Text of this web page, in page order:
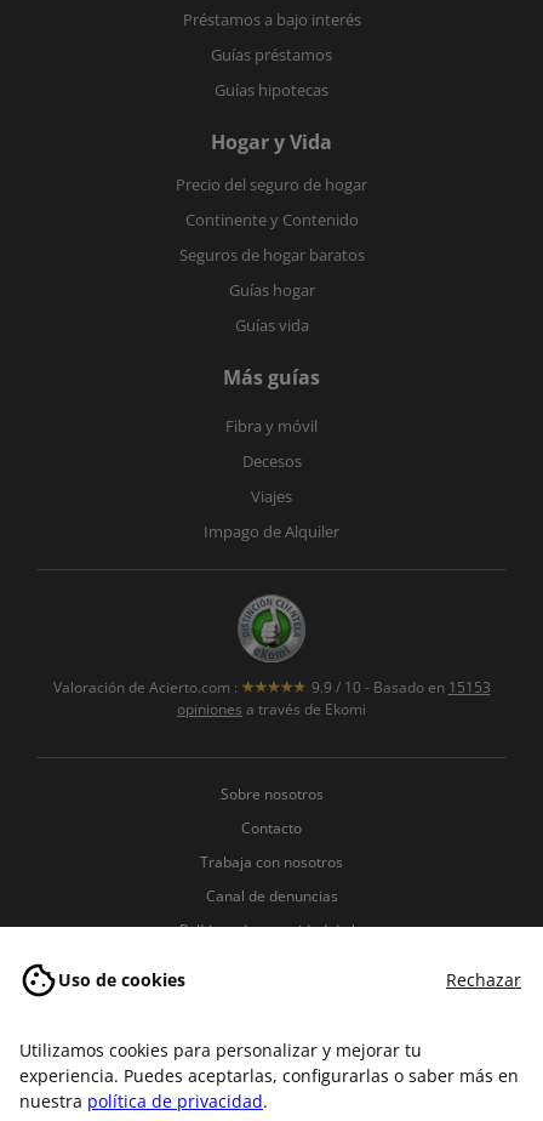
Uso de cookies Rechazar
Utilizamos cookies para personalizar y mejorar tu
experiencia. Puedes aceptarlas, configurarlas o saber más en
nuestra política de privacidad.
Préstamos a bajo interés
Guías préstamos
Guías hipotecas
Hogar y Vida
Precio del seguro de hogar
Continente y Contenido
Seguros de hogar baratos
Guías hogar
Guías vida
Más guías
Fibra y móvil
Decesos
Viajes
Impago de Alquiler
Valoración de Acierto.com : 9.9 / 10 - Basado en 15153
opiniones a través de Ekomi
Sobre nosotros
Contacto
Trabaja con nosotros
Canal de denuncias
Políticas de seguridad de la
Términos y condiciones
Aviso legal